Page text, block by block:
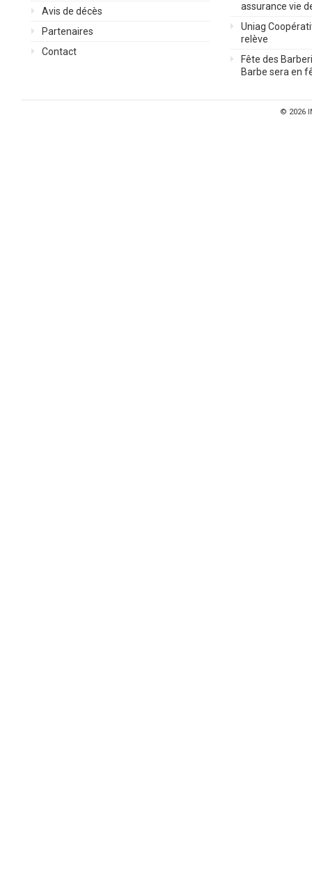
Avis de décès
Partenaires
Contact
assurance vie
Uniag
relève
Fête des
Barbe sera en
© 2026